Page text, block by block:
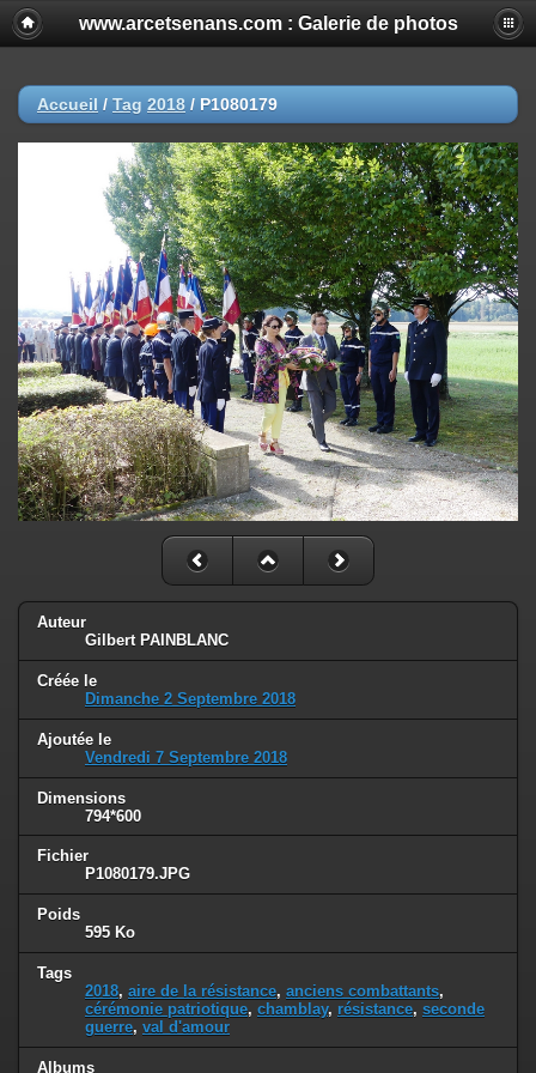
www.arcetsenans.com : Galerie de photos
Accueil / Tag 2018 / P1080179
Auteur
Gilbert PAINBLANC
Créée le
Dimanche 2 Septembre 2018
Ajoutée le
Vendredi 7 Septembre 2018
Dimensions
794*600
Fichier
P1080179.JPG
Poids
595 Ko
Tags
2018, aire de la résistance, anciens combattants,
cérémonie patriotique, chamblay, résistance, seconde
guerre, val d'amour
Albums